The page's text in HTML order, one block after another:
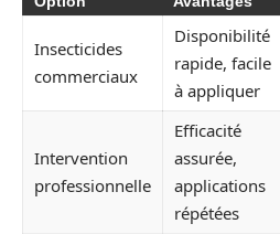
Insecticides
commerciaux
Disponibilité
rapide, facile
à appliquer
Intervention
professionnelle
Efficacité
assurée,
applications
répétées